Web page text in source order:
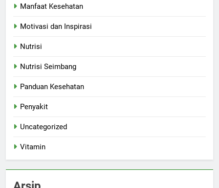
Manfaat Kesehatan
Motivasi dan Inspirasi
Nutrisi
Nutrisi Seimbang
Panduan Kesehatan
Penyakit
Uncategorized
Vitamin